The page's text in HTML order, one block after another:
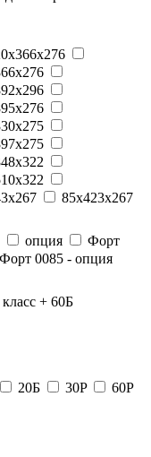
85x423x267
опция
Форт
Форт 0085 - опция
класс + 60Б
20Б 30P
60P